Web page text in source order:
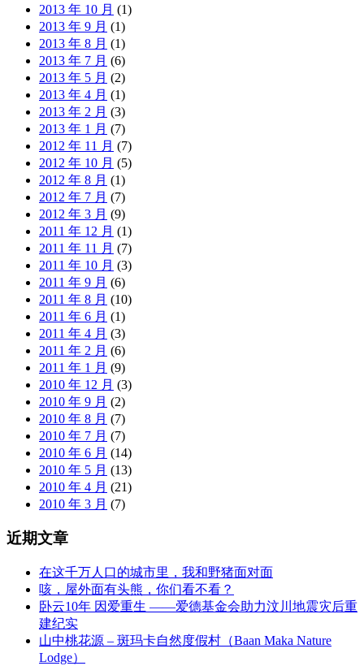
2013 年 10 月 (1)
2013 年 9 月 (1)
2013 年 8 月 (1)
2013 年 7 月 (6)
2013 年 5 月 (2)
2013 年 4 月 (1)
2013 年 2 月 (3)
2013 年 1 月 (7)
2012 年 11 月 (7)
2012 年 10 月 (5)
2012 年 8 月 (1)
2012 年 7 月 (7)
2012 年 3 月 (9)
2011 年 12 月 (1)
2011 年 11 月 (7)
2011 年 10 月 (3)
2011 年 9 月 (6)
2011 年 8 月 (10)
2011 年 6 月 (1)
2011 年 4 月 (3)
2011 年 2 月 (6)
2011 年 1 月 (9)
2010 年 12 月 (3)
2010 年 9 月 (2)
2010 年 8 月 (7)
2010 年 7 月 (7)
2010 年 6 月 (14)
2010 年 5 月 (13)
2010 年 4 月 (21)
2010 年 3 月 (7)
近期文章
在这千万人口的城市里，我和野猪面对面
咳，屋外面有头熊，你们看不看？
卧云10年 因爱重生 ——爱德基金会助力汶川地震灾后重
建纪实
山中桃花源 – 斑玛卡自然度假村（Baan Maka Nature
Lodge）